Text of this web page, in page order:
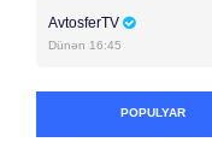
AvtosferTV
Dünən 16:45
POPULYAR